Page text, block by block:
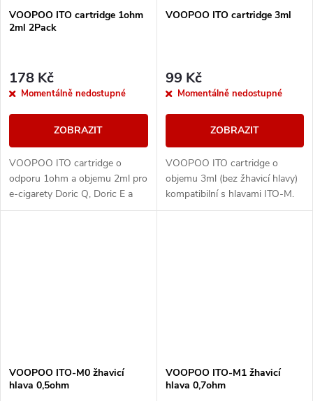
VOOPOO ITO cartridge 1ohm
2ml 2Pack
178 Kč
Momentálně nedostupné
ZOBRAZIT
VOOPOO ITO cartridge o
odporu 1ohm a objemu 2ml pro
e-cigarety Doric Q, Doric E a
Doric 20 SE. Obsah balení 2ks.
VOOPOO ITO cartridge 3ml
99 Kč
Momentálně nedostupné
ZOBRAZIT
VOOPOO ITO cartridge o
objemu 3ml (bez žhavicí hlavy)
kompatibilní s hlavami ITO-M.
Vhodné pro e-cigarety Doric Q,
VOOPOO ITO-M0 žhavicí
hlava 0,5ohm
VOOPOO ITO-M1 žhavicí
hlava 0,7ohm